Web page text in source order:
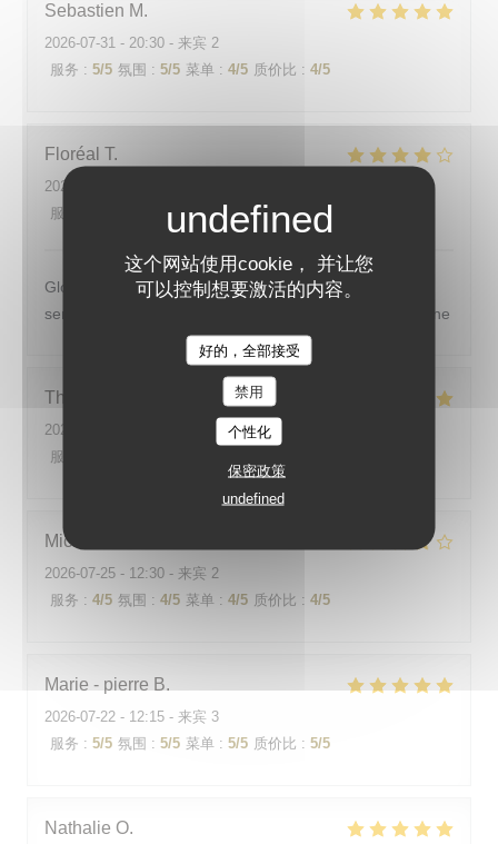
这个网站使用cookie， 并让您
可以控制想要激活的内容。
好的，全部接受
禁用
个性化
保密政策
undefined
Sebastien M
2026-07-31 - 20:30 - 来宾 2
服务 : 5/5 氛围 : 5/5 菜单 : 4/5 质价比 : 4/5
Floréal T
2026-07-31
服务
/5 菜单: 5/5 质价比: 4/5
Globalement un bon repas avec également un bon
service tout cela dans un jolie cadre avec vue sur la seine
Thomas
2026-08-01
服务
Michel
2026-07-25 - 12:30 - 来宾 2
服务 : 4/5 氛围 : 4/5 菜单 : 4/5 质价比 : 4/5
Marie - pierre B
2026-07-22 - 12:15 - 来宾 3
服务 : 5/5 氛围 : 5/5 菜单 : 5/5 质价比 : 5/5
Nathalie O